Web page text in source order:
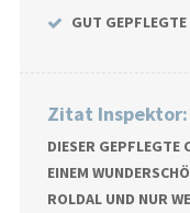
GUT
Zitat Inspektor:
DIESER GEPFLEGTE
EINEM
ROLDAL UND NUR